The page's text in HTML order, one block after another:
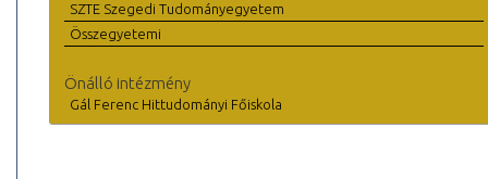
SZTE Szegedi Tudományegyetem
Összegyetemi
Önálló intézmény
Gál Ferenc Hittudományi Főiskola